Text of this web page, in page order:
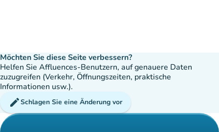
Möchten Sie diese Seite verbessern?
Helfen Sie Affluences-Benutzern, auf genauere Daten
zuzugreifen (Verkehr, Öffnungszeiten, praktische
Informationen usw.).
editSchlagen Sie eine Änderung vor